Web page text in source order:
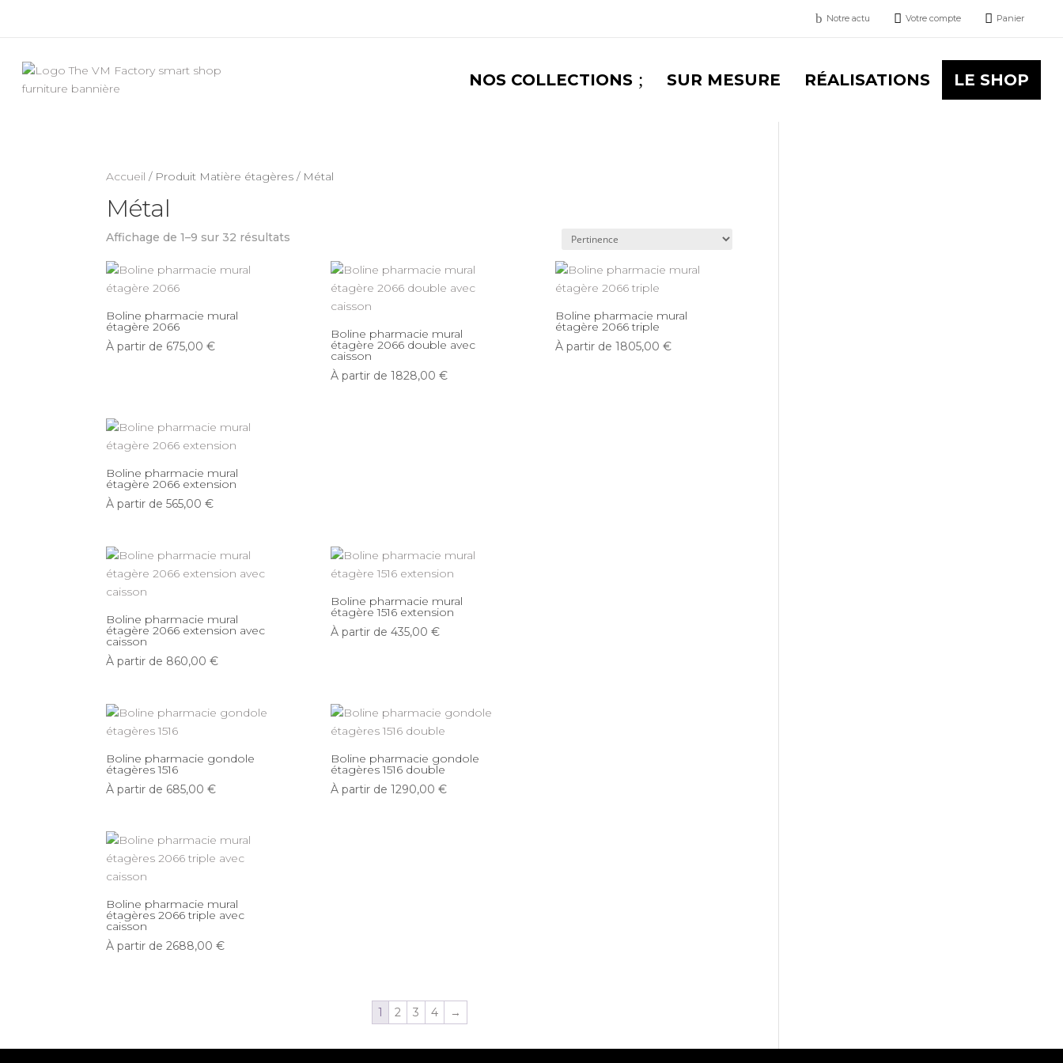
b Notre actu  Votre compte  Panier
;
NOS COLLECTIONS SUR MESURE RÉALISATIONS LE SHOP
Accueil / Produit Matière étagères / Métal
Métal
Affichage de 1–9 sur 32 résultats
Boline pharmacie mural
étagère 2066
À partir de 675,00€
Boline pharmacie mural
étagère 2066 double avec
caisson
À partir de 1828,00 €
Boline pharmacie mural
étagère 2066 triple
À partir de 1805,00 €
Boline pharmacie mural
étagère 2066 extension
À partir de565,00€
Boline pharmacie mural
étagère 2066 extension avec
caisson
À partir de 860,00€
Boline pharmacie mural
étagère 1516 extension
À partir de 435,00 €
Boline pharmacie gondole
étagères 1516
À partir de 685,00€
Boline pharmacie gondole
étagères 1516 double
À partir de 1290,00 €
Boline pharmacie mural
étagères 2066 triple avec
caisson
À partir de2688,00€
1 2 3 4 →